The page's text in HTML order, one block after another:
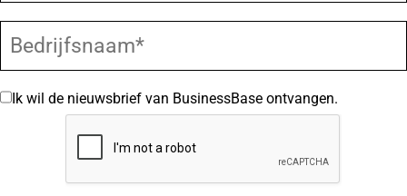
Ik wil de nieuwsbrief van BusinessBase ontvangen.